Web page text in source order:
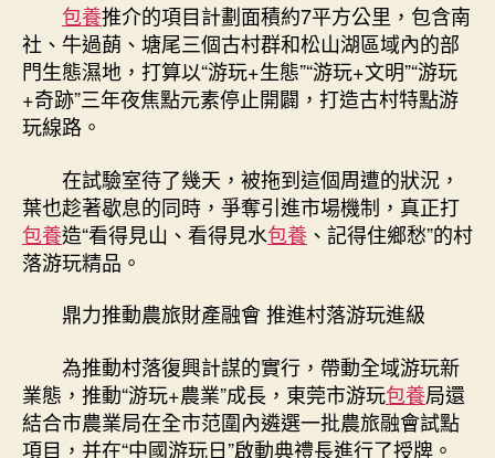
包養推介的項目計劃面積約7平方公里，包含南
社、牛過蓢、塘尾三個古村群和松山湖區域內的部
門生態濕地，打算以“游玩+生態”“游玩+文明”“游玩
+奇跡”三年夜焦點元素停止開闢，打造古村特點游
玩線路。
在試驗室待了幾天，被拖到這個周遭的狀況，
葉也趁著歇息的同時，爭奪引進市場機制，真正打
包養造“看得見山、看得見水包養 、記得住鄉愁”的村
落游玩精品。
鼎力推動農旅財產融會 推進村落游玩進級
為推動村落復興計謀的實行，帶動全域游玩新
業態，推動“游玩+農業”成長，東莞市游玩包養局還
結合市農業局在全市范圍內遴選一批農旅融會試點
項目，并在“中國游玩日”啟動典禮長進行了授牌。